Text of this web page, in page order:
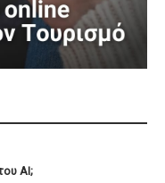
ΑΙ;